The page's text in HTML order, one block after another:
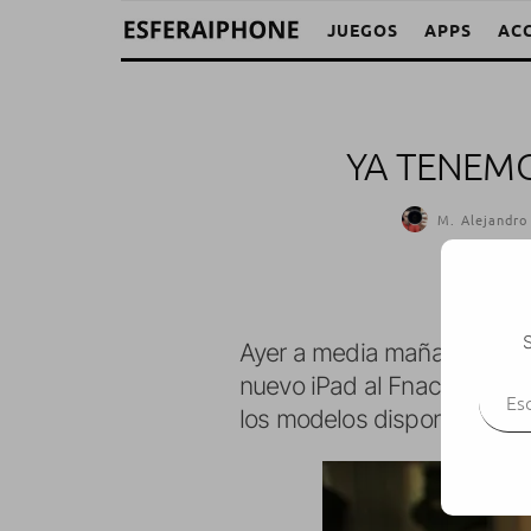
JUEGOS APPS
YA
M. Alejandro
Ayer a media mañana,
nuevo iPad al Fnac del
los modelos disponibles,